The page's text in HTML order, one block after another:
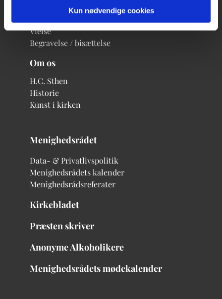
Kun nødvendige cookies
Dåb eller navngivelse
Vielse
Begravelse / bisættelse
Om os
H.C. Sthen
Historie
Kunst i kirken
Menighedsrådet
Data- & Privatlivspolitik
Menighedsrådets kalender
Menighedsrådsreferater
Kirkebladet
Præsten skriver
Anonyme Alkoholikere
Menighedsrådets mødekalender